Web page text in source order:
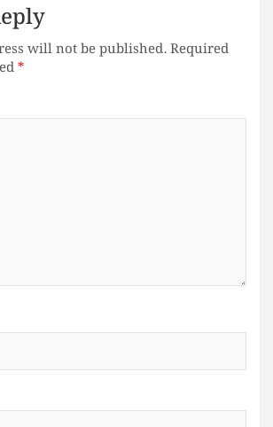
will not be published.Required
*